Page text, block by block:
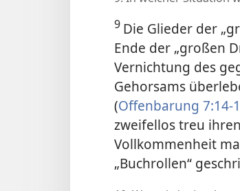
9 Die Glieder der
Ende der „großen
Vernichtung des
Gehorsams
(Offenbarung 7:14-
zweifellos treu
Vollkommenheit
„Buchrollen“